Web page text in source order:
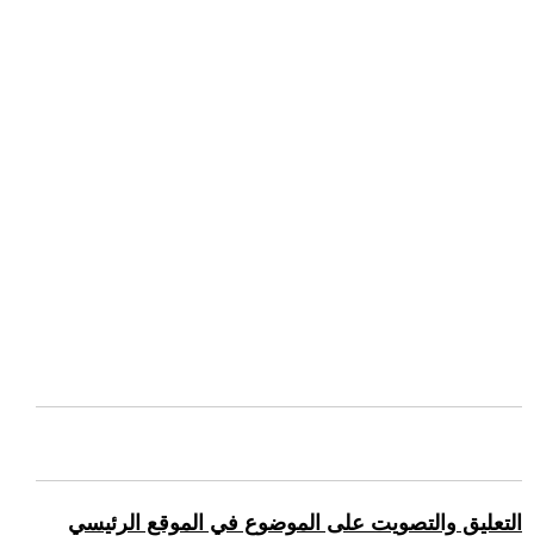
التعليق والتصويت على الموضوع في الموقع الرئيسي